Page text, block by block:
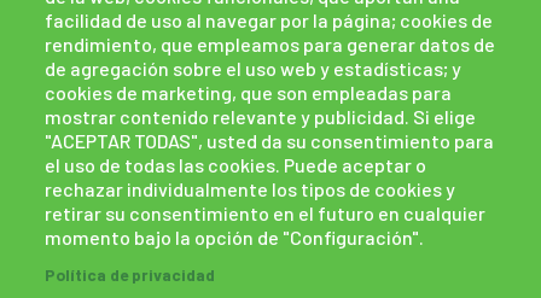
facilidad de uso al navegar por la página; cookies de
rendimiento, que empleamos para generar datos de
de agregación sobre el uso web y estadísticas; y
cookies de marketing, que son empleadas para
mostrar contenido relevante y publicidad. Si elige
"ACEPTAR TODAS", usted da su consentimiento para
el uso de todas las cookies. Puede aceptar o
rechazar individualmente los tipos de cookies y
retirar su consentimiento en el futuro en cualquier
momento bajo la opción de "Configuración".
Política de privacidad
Política de cookies
Políticas de privacidad